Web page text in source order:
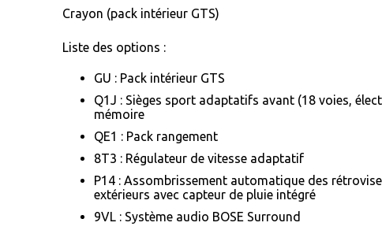
Crayon (pack intérieur GTS)
Liste des options :
GU : Pack intérieur GTS
Q1J : Sièges sport adaptatifs avant (18 voies,
mémoire
QE1 : Pack rangement
8T3 : Régulateur de vitesse adaptatif
P14 : Assombrissement automatique des
extérieurs avec capteur de pluie intégré
9VL : Système audio BOSE Surround